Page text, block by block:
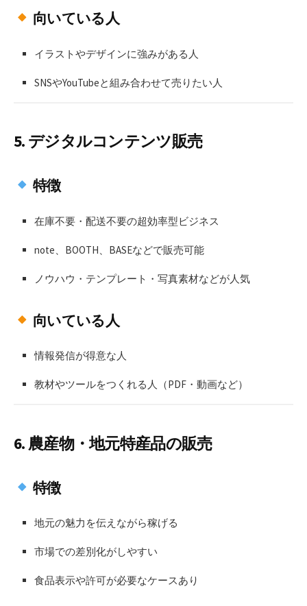
向いている人
イラストやデザインに強みがある人
SNSやYouTubeと組み合わせて売りたい人
5. デジタルコンテンツ販売
特徴
在庫不要・配送不要の超効率型ビジネス
note、BOOTH、BASEなどで販売可能
ノウハウ・テンプレート・写真素材などが人気
向いている人
情報発信が得意な人
教材やツールをつくれる人（PDF・動画など）
6. 農産物・地元特産品の販売
特徴
地元の魅力を伝えながら稼げる
市場での差別化がしやすい
食品表示や許可が必要なケースあり